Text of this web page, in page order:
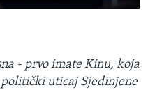
- prvo imate Kinu, koja
uticaj Sjedinjene